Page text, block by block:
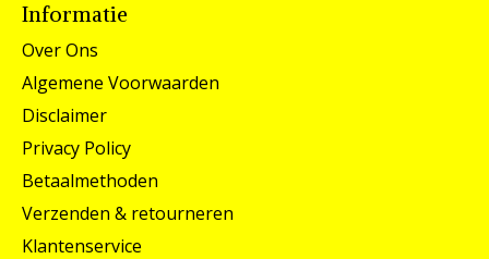
Informatie
Over Ons
Algemene Voorwaarden
Disclaimer
Privacy Policy
Betaalmethoden
Verzenden & retourneren
Klantenservice